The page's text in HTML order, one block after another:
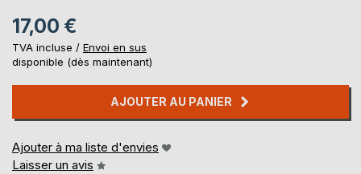
17,00 €
TVA incluse / Envoi en sus
disponible (dès maintenant)
AJOUTER AU PANIER
Ajouter à ma liste d'envies
Laisser un avis